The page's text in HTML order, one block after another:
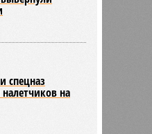
спецназ
на